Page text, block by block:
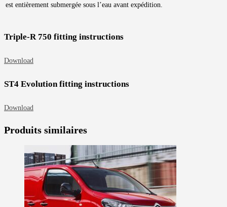
est entièrement submergée sous l’eau avant expédition.
Triple-R 750 fitting instructions
Download
ST4 Evolution fitting instructions
Download
Produits similaires